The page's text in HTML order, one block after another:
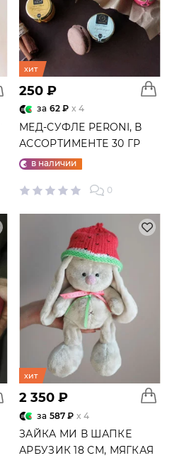
хит
250 ₽
за 62 ₽ x 4
МЕД-СУФЛЕ PERONI, В
АССОРТИМЕНТЕ 30 ГР
в наличии
0
хит
2 350 ₽
за 587 ₽ x 4
ЗАЙКА МИ В ШАПКЕ
АРБУЗИК 18 СМ, МЯГКАЯ